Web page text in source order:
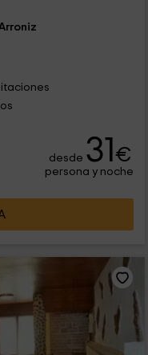
desde 31€
persona y noche